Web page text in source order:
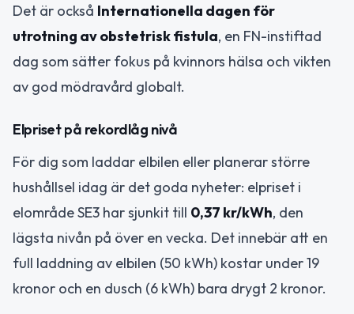
Det är också Internationella dagen för
utrotning av obstetrisk fistula, en FN-instiftad
dag som sätter fokus på kvinnors hälsa och vikten
av god mödravård globalt.
Elpriset på rekordlåg nivå
För dig som laddar elbilen eller planerar större
hushållsel idag är det goda nyheter: elpriset i
elområde SE3 har sjunkit till 0,37 kr/kWh, den
lägsta nivån på över en vecka. Det innebär att en
full laddning av elbilen (50 kWh) kostar under 19
kronor och en dusch (6 kWh) bara drygt 2 kronor.